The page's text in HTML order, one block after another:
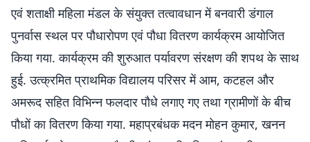
एवं शताक्षी महिला मंडल के संयुक्त तत्वावधान में बनवारी डंगाल
पुनर्वास स्थल पर पौधारोपण एवं पौधा वितरण कार्यक्रम आयोजित
किया गया. कार्यक्रम की शुरुआत पर्यावरण संरक्षण की शपथ के साथ
हुई. उत्क्रमित प्राथमिक विद्यालय परिसर में आम, कटहल और
अमरूद सहित विभिन्न फलदार पौधे लगाए गए तथा ग्रामीणों के बीच
पौधों का वितरण किया गया. महाप्रबंधक मदन मोहन कुमार, खनन